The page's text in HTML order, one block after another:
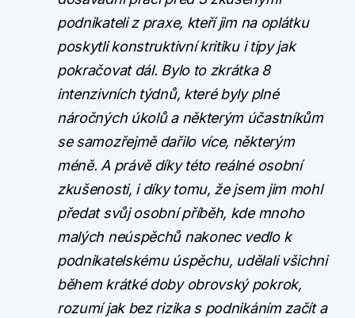
podnikateli z praxe, kteří jim na oplátku
poskytli konstruktivní kritiku i tipy jak
pokračovat dál. Bylo to zkrátka 8
intenzivních týdnů, které byly plné
náročných úkolů a některým účastníkům
se samozřejmě dařilo více, některým
méně. A právě díky této reálné osobní
zkušenosti, i díky tomu, že jsem jim mohl
předat svůj osobní příběh, kde mnoho
malých neúspěchů nakonec vedlo k
podnikatelskému úspěchu, udělali všichni
během krátké doby obrovský pokrok,
rozumí jak bez rizika s podnikáním začít a